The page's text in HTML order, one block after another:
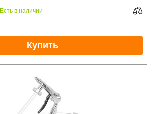
Есть в наличии
Купить